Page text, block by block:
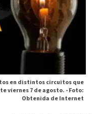
en distintos circuitos que
viernes 7 de agosto. -Foto:
Obtenida de Internet